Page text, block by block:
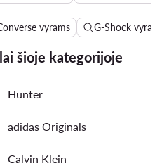
vyrams G-Shock
šioje kategorijoje
Hunter
adidas Originals
Calvin Klein